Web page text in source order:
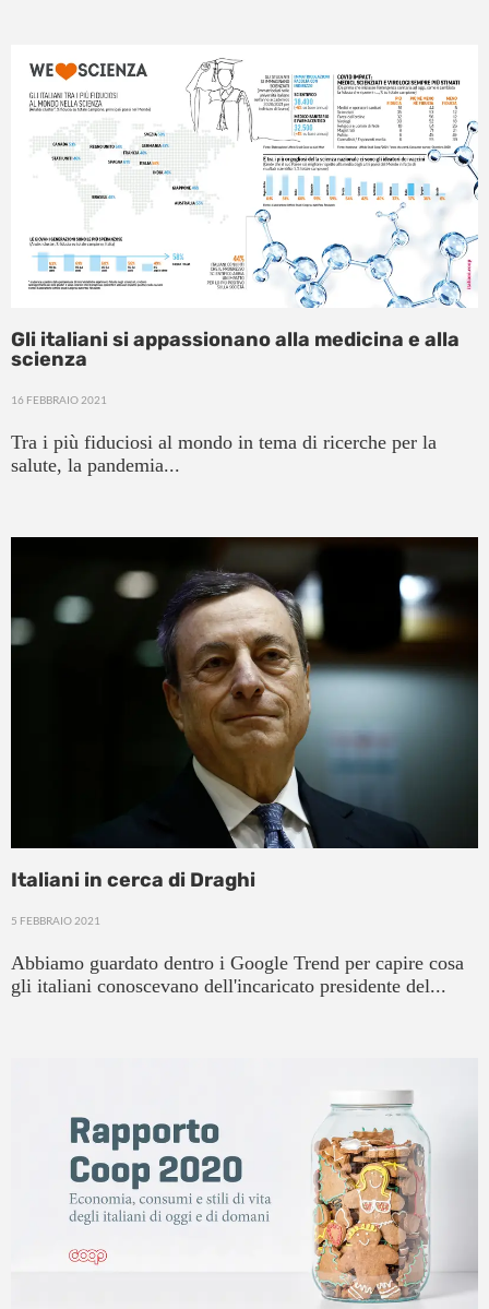
Gli italiani si appassionano alla medicina e alla
scienza
16 FEBBRAIO 2021
Tra i più fiduciosi al mondo in tema di ricerche per la
salute, la pandemia...
Italiani in cerca di Draghi
5 FEBBRAIO 2021
Abbiamo guardato dentro i Google Trend per capire cosa
gli italiani conoscevano dell'incaricato presidente del...